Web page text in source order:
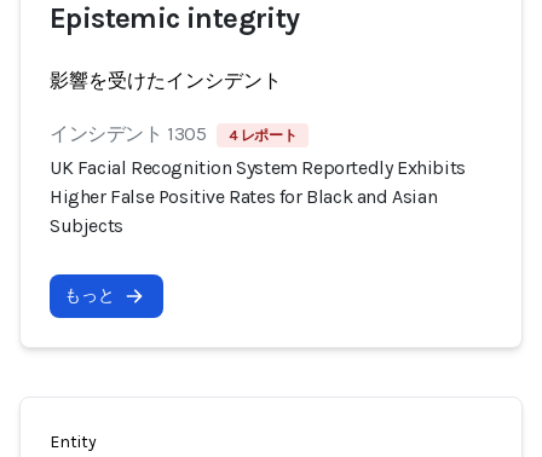
Epistemic integrity
影響を受けたインシデント
インシデント 1305 4 レポート
UK Facial Recognition System Reportedly Exhibits
Higher False Positive Rates for Black and Asian
Subjects
もっと
Entity